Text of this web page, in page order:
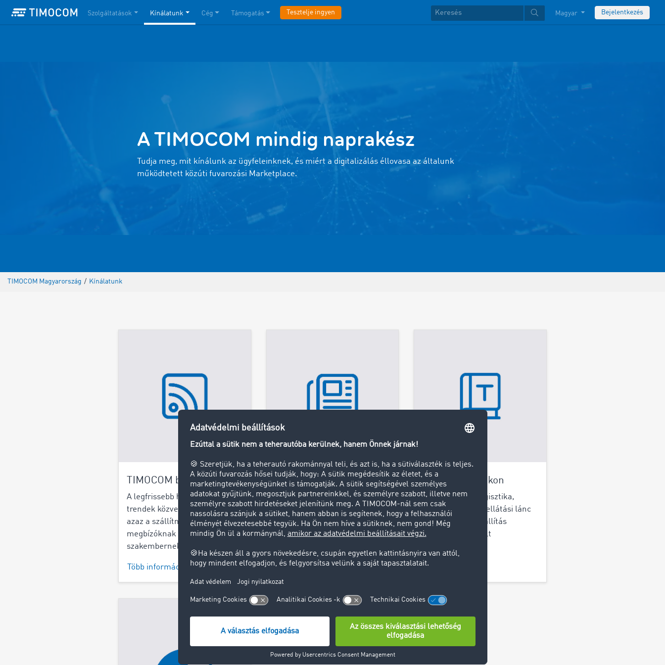
Szolgáltatások Kínálatunk Cég Támogatás Tesztelje ingyen Magyar Bejelentkezés
A TIMOCOM mindig naprakész
Tudja meg, mit kínálunk az ügyfeleinknek, és miért a digitalizálás éllovasa az általunk
működtetett közúti fuvarozási Marketplace.
TIMOCOM Magyarország / Kínálatunk
TIMOCOM blog
A legfrissebb hírek és iparági
trendek közvetlenül Önnek,
azaz a szállítmányozóknak,
megbízóknak és logisztikai
szakembernek.
Több információ
TIMOCOM – Hírek
Mi újság nálunk? Olvassa el az
aktualitásokat, a
sajtóközleményeket és a
híreket.
Több információ
Transzportlexikon
Ismerje meg a logisztika,
szállítmányozás, ellátási lánc
és a közúti áruszállítás
területén használt
Több információ